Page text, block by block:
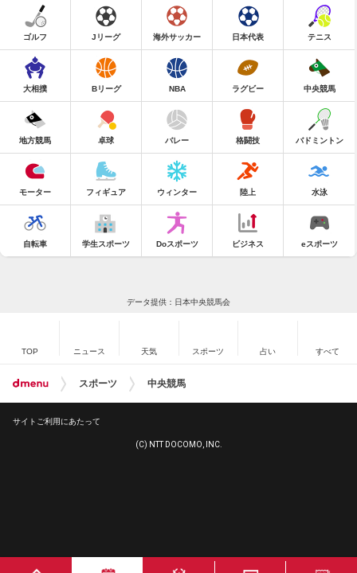
ゴルフ Jリーグ 海外サッカー 日本代表 テニス
大相撲 Bリーグ NBA ラグビー 中央競馬
地方競馬 卓球 バレー 格闘技 バドミントン
モーター フィギュア ウィンター 陸上 水泳
自転車 学生スポーツ Doスポーツ ビジネス eスポーツ
データ提供：日本中央競馬会
TOP ニュース 天気 スポーツ 占い すべて
スポーツ 中央競馬
サイトご利用にあたって
(C) NTT DOCOMO, INC.